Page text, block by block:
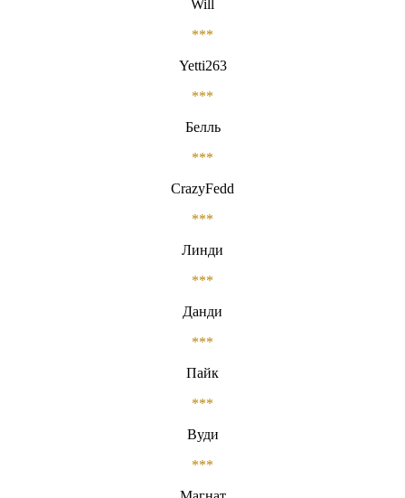
Will
***
Yetti263
***
Белль
***
CrazyFedd
***
Линди
***
Данди
***
Пайк
***
Вуди
***